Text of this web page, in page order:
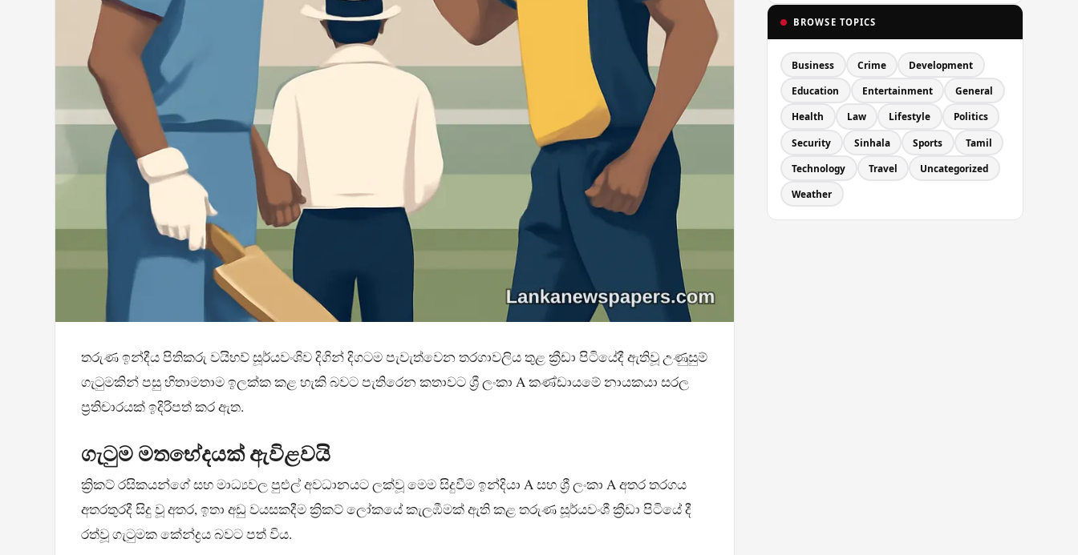
තරුණ ඉන්දීය පිතිකරු වයිභව් සූර්යවංශිව දිගින් දිගටම පැවැත්වෙන තරගාවලිය තුළ ක්‍රීඩා පිටියේදී ඇතිවූ උණුසුම්
ගැටුමකින් පසු හිතාමතාම ඉලක්ක කළ හැකි බවට පැතිරෙන කතාවට ශ්‍රී ලංකා A කණ්ඩායමේ නායකයා සරල
ප්‍රතිචාරයක් ඉදිරිපත් කර ඇත.
ගැටුම මතභේදයක් ඇවිළවයි
ක්‍රිකට් රසිකයන්ගේ සහ මාධ්‍යවල පුළුල් අවධානයට ලක්වූ මෙම සිදුවීම ඉන්දියා A සහ ශ්‍රී ලංකා A අතර තරගය
අතරතුරදී සිදු වූ අතර, ඉතා අඩු වයසකදීම ක්‍රිකට් ලෝකයේ කැලඹීමක් ඇති කළ තරුණ සූර්යවංශී ක්‍රීඩා පිටියේ දී
රත්වූ ගැටුමක කේන්ද්‍රය බවට පත් විය.
BROWSE TOPICS
Business Crime Development
Education Entertainment General
Health Law Lifestyle Politics
Security Sinhala Sports Tamil
Technology Travel Uncategorized
Weather